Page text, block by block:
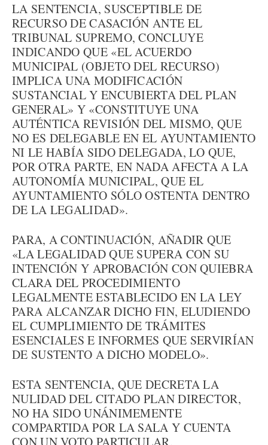
LA SENTENCIA, SUSCEPTIBLE DE
RECURSO DE CASACIÓN ANTE EL
TRIBUNAL SUPREMO, CONCLUYE
INDICANDO QUE «EL ACUERDO
MUNICIPAL (OBJETO DEL RECURSO)
IMPLICA UNA MODIFICACIÓN
SUSTANCIAL Y ENCUBIERTA DEL PLAN
GENERAL» Y «CONSTITUYE UNA
AUTÉNTICA REVISIÓN DEL MISMO, QUE
NO ES DELEGABLE EN EL AYUNTAMIENTO
NI LE HABÍA SIDO DELEGADA, LO QUE,
POR OTRA PARTE, EN NADA AFECTA A LA
AUTONOMÍA MUNICIPAL, QUE EL
AYUNTAMIENTO SÓLO OSTENTA DENTRO
DE LA LEGALIDAD».
PARA, A CONTINUACIÓN, AÑADIR QUE
«LA LEGALIDAD QUE SUPERA CON SU
INTENCIÓN Y APROBACIÓN CON QUIEBRA
CLARA DEL PROCEDIMIENTO
LEGALMENTE ESTABLECIDO EN LA LEY
PARA ALCANZAR DICHO FIN, ELUDIENDO
EL CUMPLIMIENTO DE TRÁMITES
ESENCIALES E INFORMES QUE SERVIRÍAN
DE SUSTENTO A DICHO MODELO».
ESTA SENTENCIA, QUE DECRETA LA
NULIDAD DEL CITADO PLAN DIRECTOR,
NO HA SIDO UNÁNIMEMENTE
COMPARTIDA POR LA SALA Y CUENTA
CON UN VOTO PARTICULAR.